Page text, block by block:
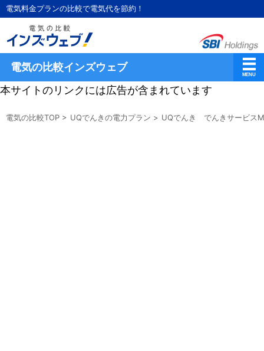
電気料金プランの比較で電気代を節約！
電気の比較インズウェブ
本サイトのリンクには広告が含まれています
電気の比較TOP > UQでんきの電力プラン > UQでんき でんきサービス